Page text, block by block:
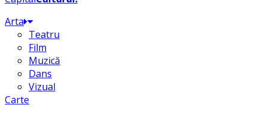
Arta
Teatru
Film
Muzică
Dans
Vizual
Carte